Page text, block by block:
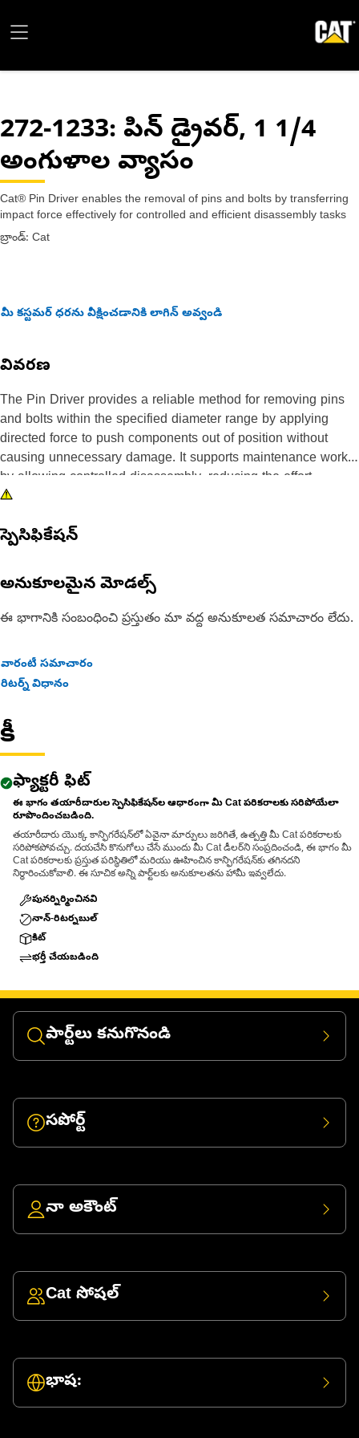
272-1233: పిన్ డ్రైవర్, 1 1/4
అంగుళాల వ్యాసం
Cat® Pin Driver enables the removal of pins and bolts by transferring
impact force effectively for controlled and efficient disassembly tasks
బ్రాండ్: Cat
మీ కస్టమర్ ధరను వీక్షించడానికి లాగిన్ అవ్వండి
వివరణ
The Pin Driver provides a reliable method for removing pins
and bolts within the specified diameter range by applying
directed force to push components out of position without
causing unnecessary damage. It supports maintenance work
by allowing controlled disassembly, reducing the effort
required to separate tightly fitted parts, and improving the ease
alignment during removal, lowers the chance of surface
stably and predictably.
Attributes:
• Helps prevent damage to surrounding surfaces during
• Supports accurate alignment during impact application.
• Reduces the effort required to dislodge tightly fitted
• Suitable for removing pins and bolts greater than 1-1/4 inch
Applications:
The Pin Driver is used during maintenance and repair
assemblies and applied directly to the pin or bolt to push it out
using controlled force.
స్పెసిఫికేషన్
అనుకూలమైన మోడల్స్
ఈ భాగానికి సంబంధించి ప్రస్తుతం మా వద్ద అనుకూలత సమాచారం లేదు.
వారంటీ సమాచారం
రిటర్న్ విధానం
కీ
ఫ్యాక్టరీ ఫిట్
ఈ భాగం తయారీదారుల స్పెసిఫికేషన్‌ల ఆధారంగా మీ Cat పరికరాలకు సరిపోయేలా
రూపొందించబడింది.
తయారీదారు యొక్క కాన్ఫిగరేషన్‌లో ఏవైనా మార్పులు జరిగితే, ఉత్పత్తి మీ Cat పరికరాలకు
సరిపోకపోవచ్చు. దయచేసి కొనుగోలు చేసే ముందు మీ Cat డీలర్‌ని సంప్రదించండి, ఈ భాగం మీ
Cat పరికరాలకు ప్రస్తుత పరిస్థితిలో మరియు ఊహించిన కాన్ఫిగరేషన్‌కు తగినదని
నిర్ధారించుకోవాలి. ఈ సూచిక అన్ని పార్ట్‌లకు అనుకూలతను హామీ ఇవ్వలేదు.
పునర్నిర్మించినవి
నాన్-రిటర్నబుల్
కిట్
భర్తీ చేయబడింది
పార్ట్‌లు కనుగొనండి
సపోర్ట్
నా అకౌంట్
Cat సోషల్
భాష: